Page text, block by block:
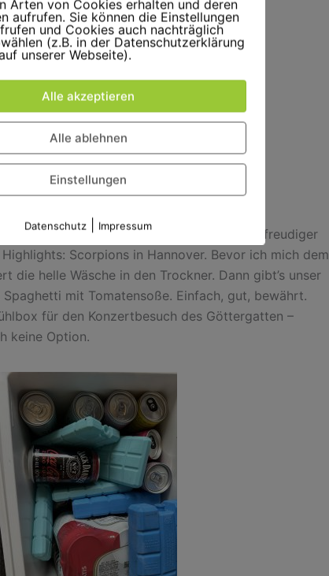
schon mit einem kühlen Bier – er ist in freudiger
Scorpions in Hannover. Bevor ich mich dem
die helle Wäsche in den Trockner. Dann gibt’s unser
Spaghetti mit Tomatensoße. Einfach, gut, bewährt.
für den Konzertbesuch des Göttergatten –
keine Option.
Arten von Cookies erhalten und deren
aufrufen. Sie können die Einstellungen
und Cookies auch nachträglich
(z.B. in der Datenschutzerklärung
unserer Webseite).
Alle akzeptieren
Alle ablehnen
Einstellungen
Datenschutz Impressum